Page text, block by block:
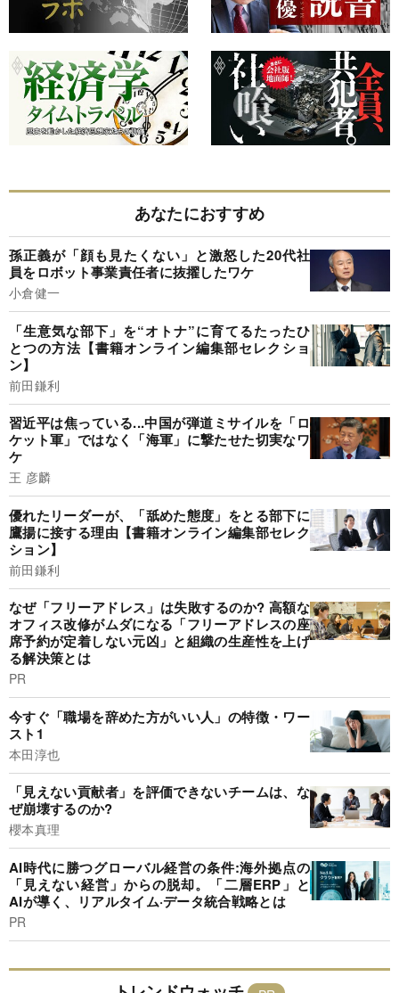
あなたにおすすめ
孫正義が「顔も見たくない」と激怒した20代社
員をロボット事業責任者に抜擢したワケ
小倉健一
「生意気な部下」を“オトナ”に育てるたったひ
とつの方法【書籍オンライン編集部セレクショ
ン】
前田鎌利
習近平は焦っている...中国が弾道ミサイルを「ロ
ケット軍」ではなく「海軍」に撃たせた切実なワ
ケ
王 彦麟
優れたリーダーが、「舐めた態度」をとる部下に
鷹揚に接する理由【書籍オンライン編集部セレク
ション】
前田鎌利
なぜ「フリーアドレス」は失敗するのか? 高額な
オフィス改修がムダになる「フリーアドレスの座
席予約が定着しない元凶」と組織の生産性を上げ
る解決策とは
PR
今すぐ「職場を辞めた方がいい人」の特徴・ワー
スト1
本田淳也
「見えない貢献者」を評価できないチームは、な
ぜ崩壊するのか?
櫻本真理
AI時代に勝つグローバル経営の条件:海外拠点の
「見えない経営」からの脱却。「二層ERP」と
AIが導く、リアルタイム·データ統合戦略とは
PR